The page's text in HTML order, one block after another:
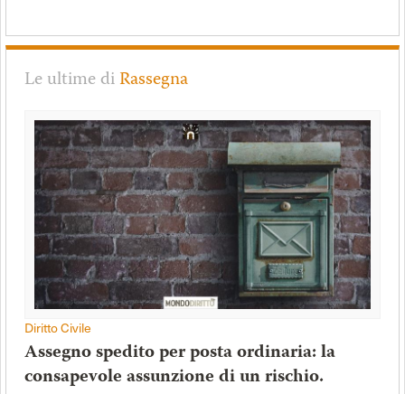
Le ultime diRassegna
Diritto Civile
Assegno spedito per posta ordinaria: la
consapevole assunzione di un rischio.